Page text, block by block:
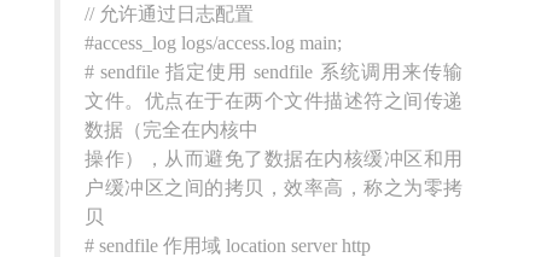
// 允许通过日志配置
#access_log logs/access.log main;
# sendfile 指定使用 sendfile 系统调用来传输
文件。优点在于在两个文件描述符之间传递
数据（完全在内核中
操作），从而避免了数据在内核缓冲区和用
户缓冲区之间的拷贝，效率高，称之为零拷
贝
# sendfile 作用域 location server http